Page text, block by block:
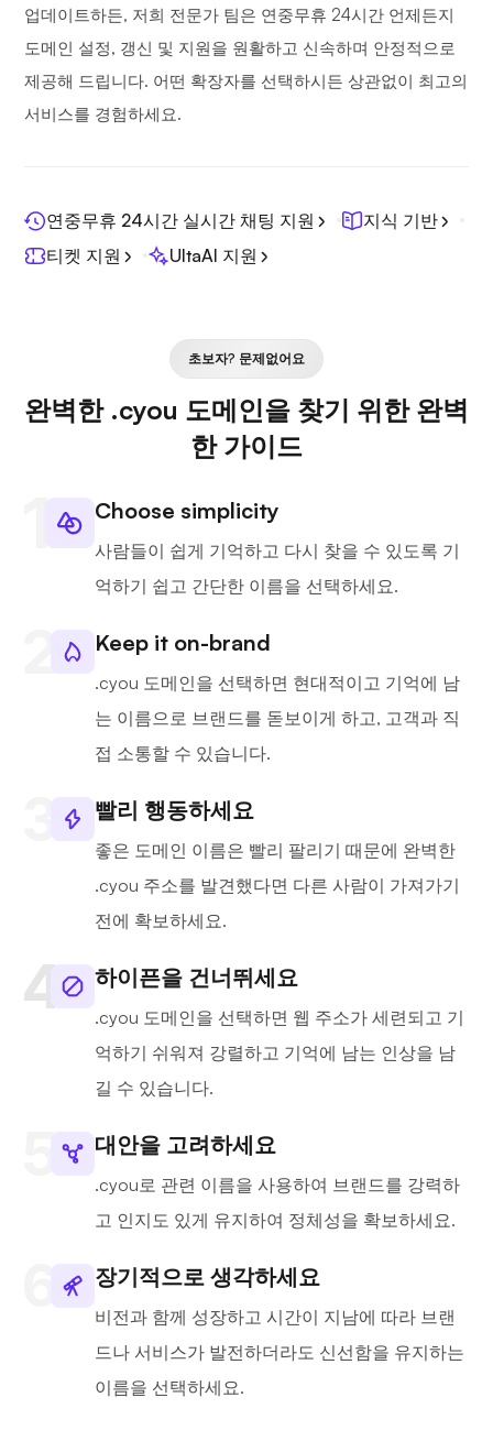
업데이트하든, 저희 전문가 팀은 연중무휴 24시간 언제든지
도메인 설정, 갱신 및 지원을 원활하고 신속하며 안정적으로
제공해 드립니다. 어떤 확장자를 선택하시든 상관없이 최고의
서비스를 경험하세요.
연중무휴 24시간 실시간 채팅 지원
지식 기반
티켓 지원
UltaAI 지원
초보자? 문제없어요
완벽한 .cyou 도메인을 찾기 위한 완벽
한 가이드
Choose simplicity
사람들이 쉽게 기억하고 다시 찾을 수 있도록 기
억하기 쉽고 간단한 이름을 선택하세요.
Keep it on-brand
.cyou 도메인을 선택하면 현대적이고 기억에 남
는 이름으로 브랜드를 돋보이게 하고, 고객과 직
접 소통할 수 있습니다.
빨리 행동하세요
좋은 도메인 이름은 빨리 팔리기 때문에 완벽한
.cyou 주소를 발견했다면 다른 사람이 가져가기
전에 확보하세요.
하이픈을 건너뛰세요
.cyou 도메인을 선택하면 웹 주소가 세련되고 기
억하기 쉬워져 강렬하고 기억에 남는 인상을 남
길 수 있습니다.
대안을 고려하세요
.cyou로 관련 이름을 사용하여 브랜드를 강력하
고 인지도 있게 유지하여 정체성을 확보하세요.
장기적으로 생각하세요
비전과 함께 성장하고 시간이 지남에 따라 브랜
드나 서비스가 발전하더라도 신선함을 유지하는
이름을 선택하세요.